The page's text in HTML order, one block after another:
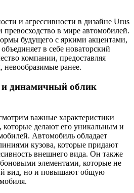
и агрессивности в дизайне Urus
превосходство в мире автомобилей.
будущего с яркими акцентами,
в себе новаторский
компании, предоставляя
невообразимые ранее.
и динамичный облик
важные характеристики
которые делают его уникальным и
Автомобиль обладает
кузова, которые придают
внешнего вида. Он также
элементами, которые не
вид, но и повышают общую